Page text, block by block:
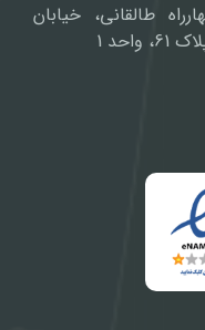
طالقانی، خیابان
1